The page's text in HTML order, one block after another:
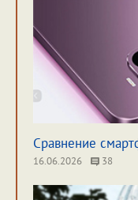
Сравнение
16.06.2026 38